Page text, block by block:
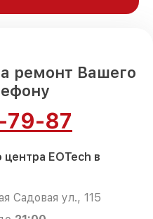
ремонт Вашего
79-87
EOTech в
Садовая ул., 115